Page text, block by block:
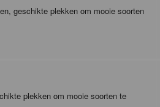
geschikte plekken om mooie soorten
plekken om mooie soorten te